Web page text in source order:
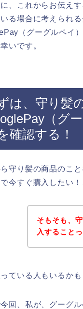
、これからお伝え
る場合に考えられ
（グーグルペイ
いです。
は、守り髪
（グ
確認する！
守り髪の商品のこ
今すぐ購入したい
そもそも、
入すること
ている人もいるかも
回、私が、グーグ